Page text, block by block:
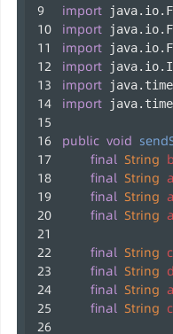
import
import
import
import
import
import
public void
final String
final String
final String
final String
final String
final String
final String
final String